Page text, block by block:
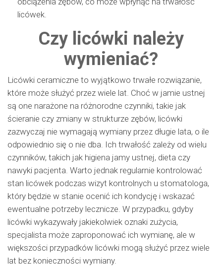
licówek.
Czy licówki należy
wymieniać?
Licówki ceramiczne to wyjątkowo trwałe rozwiązanie,
które może służyć przez wiele lat. Choć w jamie ustnej
są one narażone na różnorodne czynniki, takie jak
ścieranie czy zmiany w strukturze zębów, licówki
zazwyczaj nie wymagają wymiany przez długie lata, o ile
odpowiednio się o nie dba. Ich trwałość zależy od wielu
czynników, takich jak higiena jamy ustnej, dieta czy
nawyki pacjenta. Warto jednak regularnie kontrolować
stan licówek podczas wizyt kontrolnych u stomatologa,
który będzie w stanie ocenić ich kondycję i wskazać
ewentualne potrzeby lecznicze. W przypadku, gdyby
licówki wykazywały jakiekolwiek oznaki zużycia,
specjalista może zaproponować ich wymianę, ale w
większości przypadków licówki mogą służyć przez wiele
lat bez konieczności wymiany.